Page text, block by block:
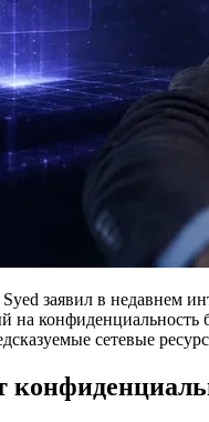
заявил в недавнем
на
сетевые